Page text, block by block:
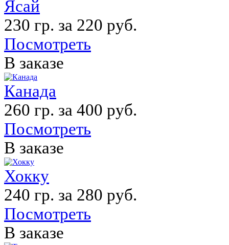
Ясай
230 гр. за 220 руб.
Посмотреть
В заказе
Канада
260 гр. за 400 руб.
Посмотреть
В заказе
Хокку
240 гр. за 280 руб.
Посмотреть
В заказе